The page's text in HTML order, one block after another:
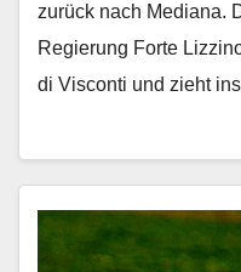
zurück nach Mediana.
Regierung Forte
di Visconti und zieht